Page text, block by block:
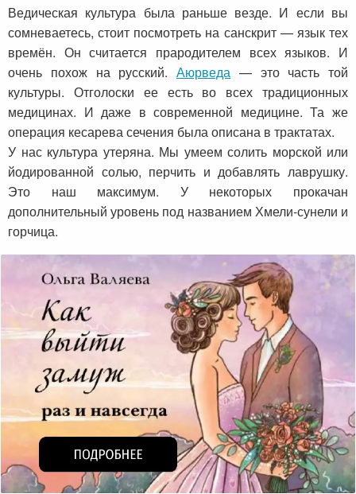
Ведическая культура была раньше везде. И если вы
сомневаетесь, стоит посмотреть на санскрит — язык тех
времён. Он считается прародителем всех языков. И
очень похож на русский. Аюрведа — это часть той
культуры. Отголоски ее есть во всех традиционных
медицинах. И даже в современной медицине. Та же
операция кесарева сечения была описана в трактатах.
У нас культура утеряна. Мы умеем солить морской или
йодированной солью, перчить и добавлять лаврушку.
Это наш максимум. У некоторых прокачан
дополнительный уровень под названием Хмели-сунели и
горчица.